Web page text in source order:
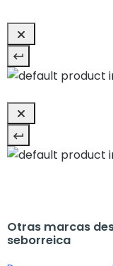
Otras marcas
seborreica